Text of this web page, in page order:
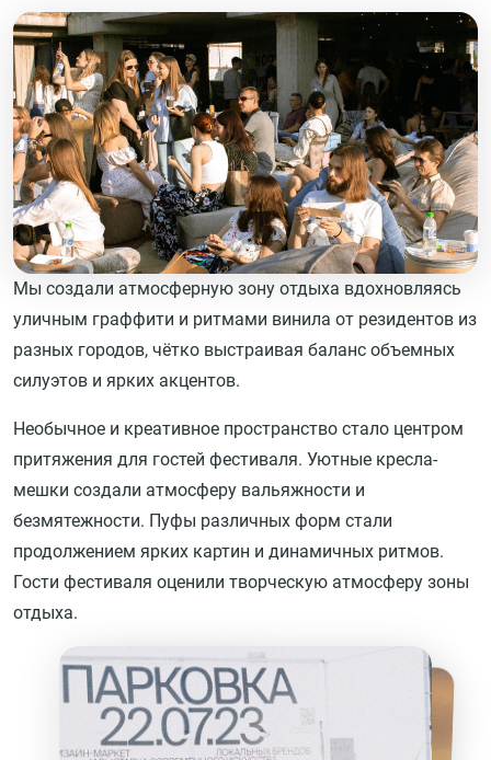
Мы создали атмосферную зону отдыха вдохновляясь
уличным граффити и ритмами винила от резидентов из
разных городов, чётко выстраивая баланс объемных
силуэтов и ярких акцентов.
Необычное и креативное пространство стало центром
притяжения для гостей фестиваля. Уютные кресла-
мешки создали атмосферу вальяжности и
безмятежности. Пуфы различных форм стали
продолжением ярких картин и динамичных ритмов.
Гости фестиваля оценили творческую атмосферу зоны
отдыха.